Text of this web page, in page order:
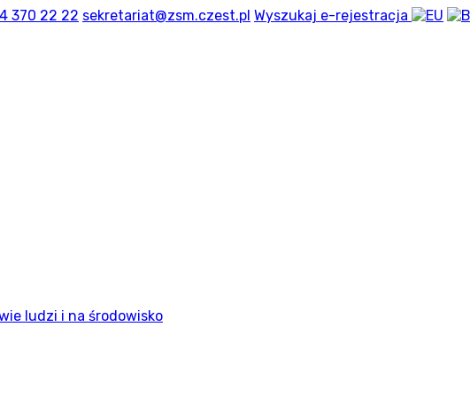
370 22 22 sekretariat@zsm.czest.pl Wyszukaj e-rejestracja
ludzi i na środowisko